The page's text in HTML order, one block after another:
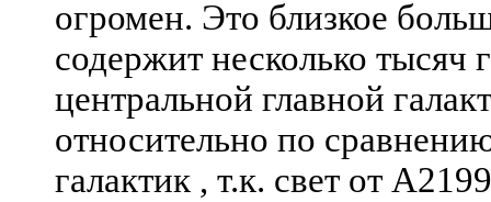
огромен. Это близкое
содержит несколько тысяч
центральной главной
относительно по
галактик , т.к. свет от